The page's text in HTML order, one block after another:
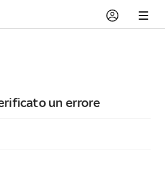
un errore